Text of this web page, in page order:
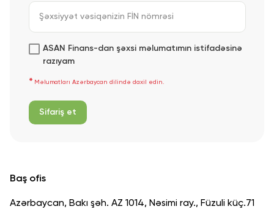
ASAN Finans-dan şəxsi məlumatımın istifadəsinə
razıyam
Məlumatları Azərbaycan dilində daxil edin.
Sifariş et
Baş ofis
Azərbaycan, Bakı şəh. AZ 1014, Nəsimi ray., Füzuli küç.71